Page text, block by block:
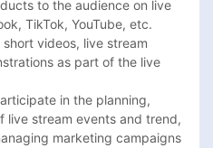
to the audience on live
TikTok, YouTube, etc.
videos, live stream
as part of the live
in the planning,
live stream events and trend,
marketing campaigns